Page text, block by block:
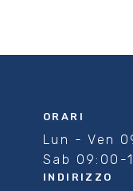
ORARI
Lun - Ven
Sab 09:00-
INDIRIZZO